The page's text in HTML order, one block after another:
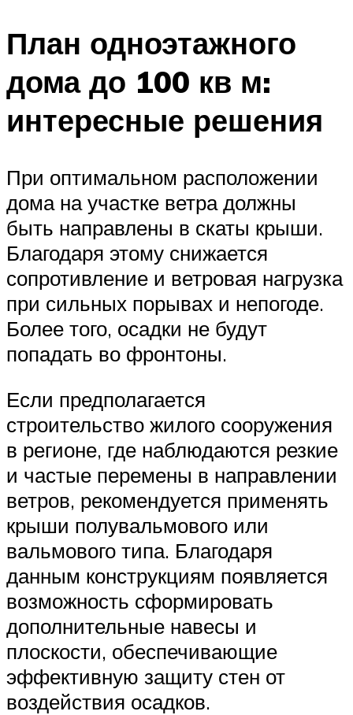
План одноэтажного
дома до 100 кв м:
интересные решения
При оптимальном расположении
дома на участке ветра должны
быть направлены в скаты крыши.
Благодаря этому снижается
сопротивление и ветровая нагрузка
при сильных порывах и непогоде.
Более того, осадки не будут
попадать во фронтоны.
Если предполагается
строительство жилого сооружения
в регионе, где наблюдаются резкие
и частые перемены в направлении
ветров, рекомендуется применять
крыши полувальмового или
вальмового типа. Благодаря
данным конструкциям появляется
возможность сформировать
дополнительные навесы и
плоскости, обеспечивающие
эффективную защиту стен от
воздействия осадков.